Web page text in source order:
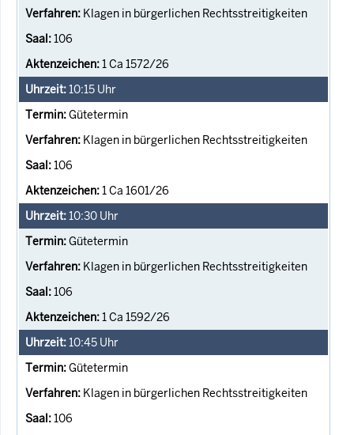
Klagen in bürgerlichen Rechtsstreitigkeiten
106
1 Ca 1572/26
10:15 Uhr
Gütetermin
Klagen in bürgerlichen Rechtsstreitigkeiten
106
1 Ca 1601/26
10:30 Uhr
Gütetermin
Klagen in bürgerlichen Rechtsstreitigkeiten
106
1 Ca 1592/26
10:45 Uhr
Gütetermin
Klagen in bürgerlichen Rechtsstreitigkeiten
106